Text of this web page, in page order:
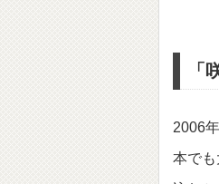
「
2006
本で